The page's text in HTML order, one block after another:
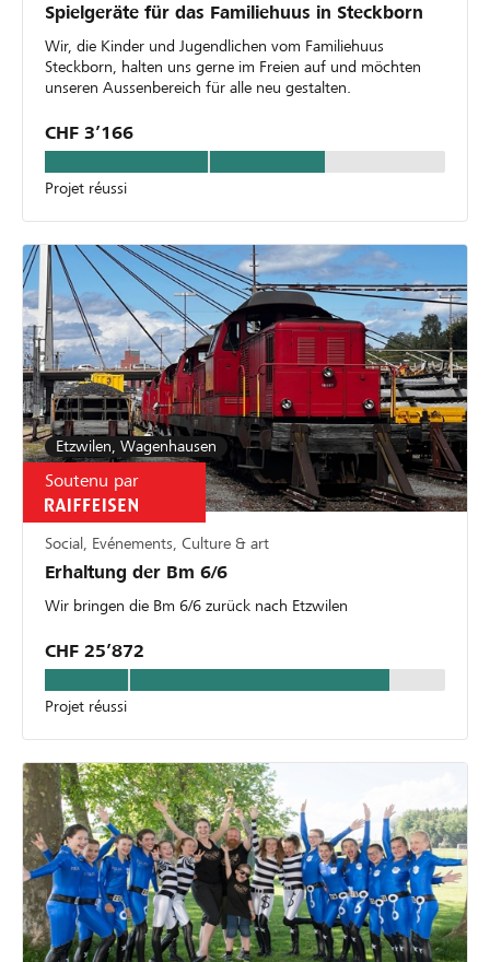
Spielgeräte für das Familiehuus in Steckborn
Wir, die Kinder und Jugendlichen vom Familiehuus
Steckborn, halten uns gerne im Freien auf und möchten
unseren Aussenbereich für alle neu gestalten.
CHF 3’166
Projet réussi
Etzwilen, Wagenhausen
Soutenu par
Social, Evénements, Culture & art
Erhaltung der Bm 6/6
Wir bringen die Bm 6/6 zurück nach Etzwilen
CHF 25’872
Projet réussi